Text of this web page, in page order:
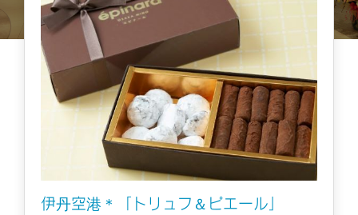
伊丹空港＊「トリュフ＆ピエール」